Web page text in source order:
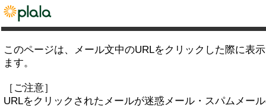
このページは、メール文中のURLをクリックした際に表
ます。
［ご注意］
URLをクリックされたメールが迷惑メール・スパムメー